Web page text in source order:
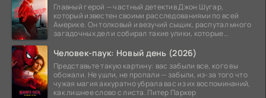
Главный герой — частный детектив Джон Шугар,
который известен своими расследованиями по всей
Америке. Он толковый и везучий сыщик, распутал много
загадочных дел и собирал такие улики, которые
Человек-паук: Новый день (2026)
Представьте такую картину: вас забыли все, кого вы
обожали. Не ушли, не пропали — забыли, из-за того что
чужая магия аккуратно убрала вас из их воспоминаний,
как лишнее слово с листа. Питер Паркер